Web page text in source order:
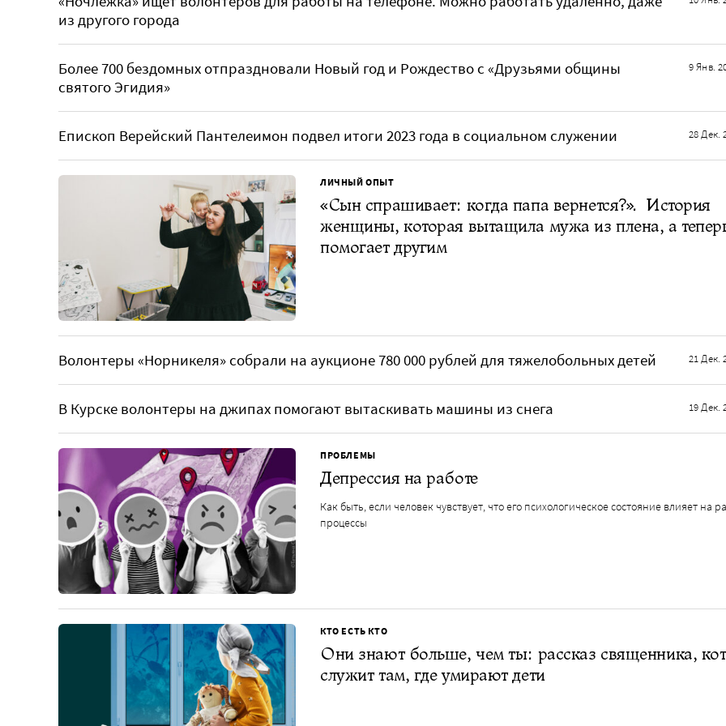
из другого города
Более 700 бездомных отпраздновали Новый год и Рождество с «Друзьями общины
святого Эгидия»
9 Янв.
Епископ Верейский Пантелеимон подвел итоги 2023 года в социальном служении 28 Дек.
ЛИЧНЫЙ ОПЫТ
«Сын спрашивает: когда папа вернется?». История
женщины, которая вытащила мужа из плена, а
помогает другим
Волонтеры «Норникеля» собрали на аукционе 780 000 рублей для тяжелобольных детей 21 Дек.
В Курске волонтеры на джипах помогают вытаскивать машины из снега 19 Дек.
ПРОБЛЕМЫ
Депрессия на работе
Как быть, если человек чувствует, что его психологическое состояние влияет на
процессы
КТО ЕСТЬ КТО
Они знают больше, чем ты: рассказ священника,
служит там, где умирают дети